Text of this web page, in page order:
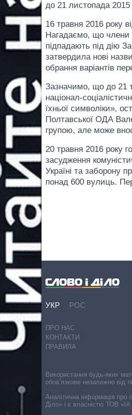
до 21 листопада 2015
16 травня 2016 року
Нагадаємо, що члени
підпадають під дію
затвердила нові
обрання варіантів
Зазначимо, що до 21
націонал-
їхньої символіки»,
Полтавської ОДА
групою, але може
20 травня 2016 року
засудження
Україні та заборону
понад 600 вулиць.
УКР РОС
ПРО НАС
КОНТАКТИ
ПРАВИЛА
Використання будь-яких
обов’язкове незалежно від
Аналітична інформація про
Діло» і є власністю ТОВ «ІА